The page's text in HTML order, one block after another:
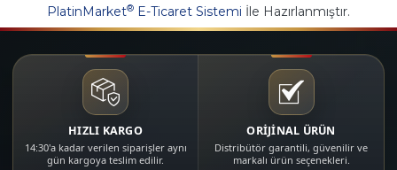
PlatinMarket® E-Ticaret Sistemi İle Hazırlanmıştır.
HIZLI KARGO
14:30'a kadar verilen siparişler aynı
gün kargoya teslim edilir.
ORİJİNAL ÜRÜN
Distribütör garantili, güvenilir ve
markalı ürün seçenekleri.